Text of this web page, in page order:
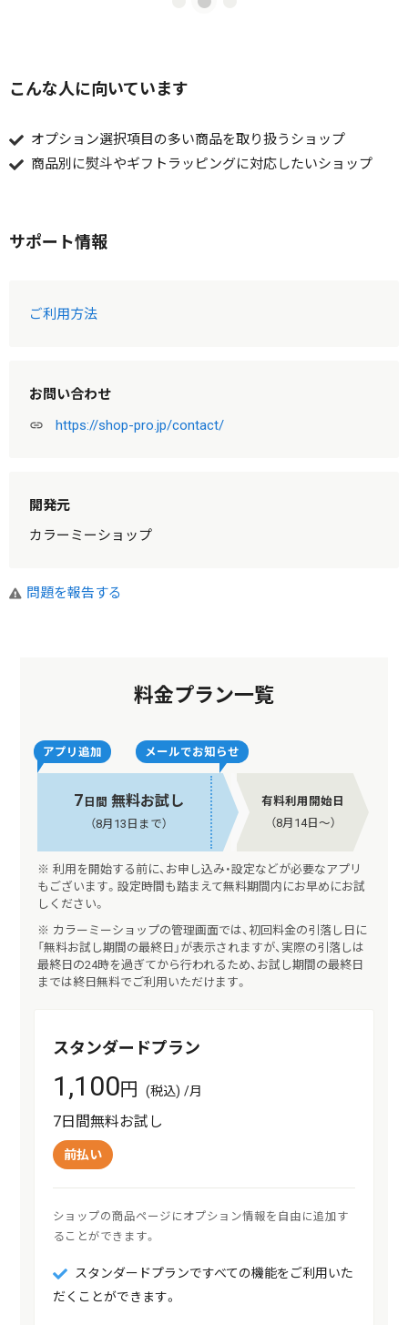
こんな人に向いています
オプション選択項目の多い商品を取り扱うショップ
商品別に熨斗やギフトラッピングに対応したいショップ
サポート情報
ご利用方法
お問い合わせ
link https://shop-pro.jp/contact/
開発元
カラーミーショップ
問題を報告する
料金プラン一覧
アプリ追加 メールでお知らせ
7 日間 無料お試し
（8月13日まで）
有料利用開始日
（8月14日〜）
※ 利用を開始する前に、お申し込み・設定などが必要なアプリ
もございます。設定時間も踏まえて無料期間内にお早めにお試
しください。
※ カラーミーショップの管理画面では、初回料金の引落し日に
「無料お試し期間の最終日」が表示されますが、実際の引落しは
最終日の24時を過ぎてから行われるため、お試し期間の最終日
までは終日無料でご利用いただけます。
スタンダードプラン
1,100円 (税込) /月
7日間無料お試し
前払い
ショップの商品ページにオプション情報を自由に追加す
ることができます。
スタンダードプランですべての機能をご利用いた
だくことができます。